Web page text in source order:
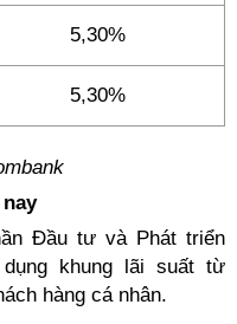
5,30%
5,30%
Đầu tư và Phát triển
khung lãi suất từ
hàng cá nhân.